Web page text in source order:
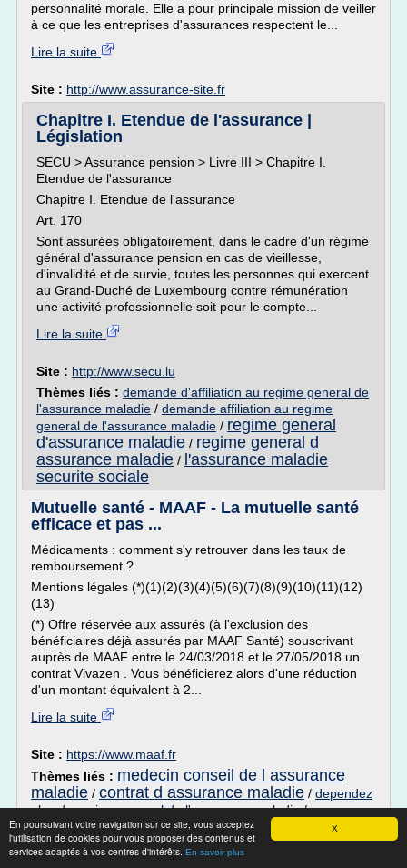
X
En poursuivant votre navigation sur ce site, vous acceptez
l'utilisation de cookies pour vous proposer des contenus et
services adaptés à vos centres d'intérêts. En savoir plus
personnalité morale. Elle a pour principale mission de veiller
à ce que les entreprises d'assurances respectent le...
Lire la suite
Site : http://www.assurance-site.fr
Chapitre I. Etendue de l'assurance |
Législation
SECU > Assurance pension > Livre III > Chapitre I.
Etendue de l'assurance
Chapitre I. Etendue de l'assurance
Art. 170
Sont assurées obligatoirement, dans le cadre d'un régime
général d'assurance pension en cas de vieillesse,
d'invalidité et de survie, toutes les personnes qui exercent
au Grand-Duché de Luxembourg contre rémunération
une activité professionnelle soit pour le compte...
Lire la suite
Site : http://www.secu.lu
Thèmes liés : demande d'affiliation au regime general de
l'assurance maladie / demande affiliation au regime
general de l'assurance maladie / regime general
d'assurance maladie / regime general d
assurance maladie / l'assurance maladie
securite sociale
Mutuelle santé - MAAF - La mutuelle santé
efficace et pas ...
Médicaments : comment s'y retrouver dans les taux de
remboursement ?
Mentions légales (*)(1)(2)(3)(4)(5)(6)(7)(8)(9)(10)(11)(12)
(13)
(*) Offre réservée aux assurés (à l'exclusion des
bénéficiaires déjà assurés par MAAF Santé) souscrivant
auprès de MAAF entre le 24/03/2018 et le 27/05/2018 un
contrat Vivazen . Vous bénéficierez alors d'une réduction
d'un montant équivalent à 2...
Lire la suite
Site : https://www.maaf.fr
Thèmes liés : medecin conseil de l assurance
maladie / contrat d assurance maladie / dependez
plus du regime general de l'assurance maladie/
consulter les remboursement de l assurance
maladie/cours sur l assurance maladie